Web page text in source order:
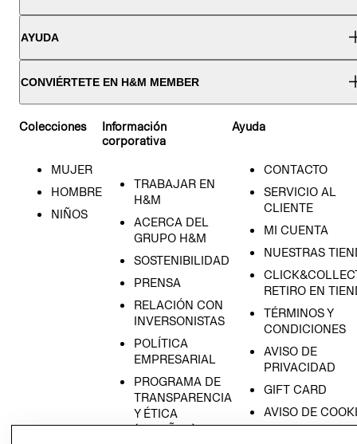
AYUDA
CONVIÉRTETE EN H&M MEMBER
Colecciones
MUJER
HOMBRE
NIÑOS
Información
corporativa
TRABAJAR EN
H&M
ACERCA DEL
GRUPO H&M
SOSTENIBILIDAD
PRENSA
RELACIÓN CON
INVERSONISTAS
POLÍTICA
EMPRESARIAL
PROGRAMA DE
TRANSPARENCIA
Y ÉTICA
(ESPAÑOL)
Ayuda
CONTACTO
SERVICIO AL
CLIENTE
MI CUENTA
NUESTRAS
RETIRO EN
TÉRMINOS Y
CONDICIONES
AVISO DE
PRIVACIDAD
GIFT CARD
AVISO DE